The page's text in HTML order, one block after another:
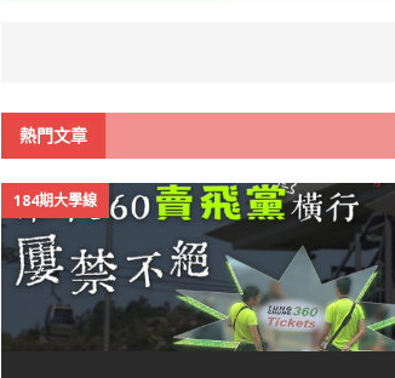
熱門文章
184期大學線